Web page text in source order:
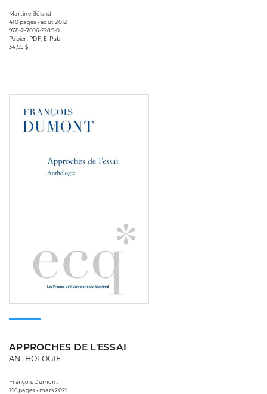
Martine Béland
410 pages • août 2012
978-2-7606-2289-0
Papier, PDF, E-Pub
34,95 $
APPROCHES DE L'ESSAI
ANTHOLOGIE
François Dumont
216 pages • mars 2021